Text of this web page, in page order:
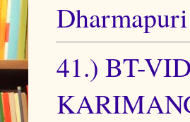
Dharmapuri
41.) BT-